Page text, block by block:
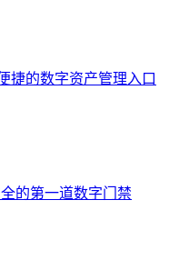
捷的数字资产管理入口
的第一道数字门禁